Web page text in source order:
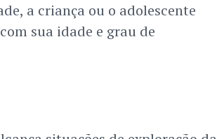
a criança ou o adolescente
sua idade e grau de